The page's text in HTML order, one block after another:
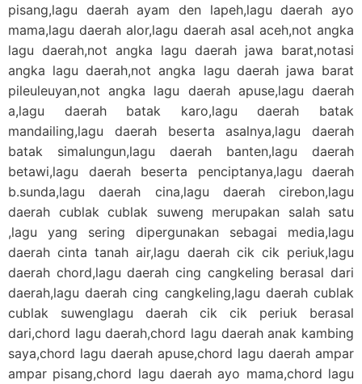
pisang,lagu daerah ayam den lapeh,lagu daerah ayo
mama,lagu daerah alor,lagu daerah asal aceh,not angka
lagu daerah,not angka lagu daerah jawa barat,notasi
angka lagu daerah,not angka lagu daerah jawa barat
pileuleuyan,not angka lagu daerah apuse,lagu daerah
a,lagu daerah batak karo,lagu daerah batak
mandailing,lagu daerah beserta asalnya,lagu daerah
batak simalungun,lagu daerah banten,lagu daerah
betawi,lagu daerah beserta penciptanya,lagu daerah
b.sunda,lagu daerah cina,lagu daerah cirebon,lagu
daerah cublak cublak suweng merupakan salah satu
,lagu yang sering dipergunakan sebagai media,lagu
daerah cinta tanah air,lagu daerah cik cik periuk,lagu
daerah chord,lagu daerah cing cangkeling berasal dari
daerah,lagu daerah cing cangkeling,lagu daerah cublak
cublak suwenglagu daerah cik cik periuk berasal
dari,chord lagu daerah,chord lagu daerah anak kambing
saya,chord lagu daerah apuse,chord lagu daerah ampar
ampar pisang,chord lagu daerah ayo mama,chord lagu